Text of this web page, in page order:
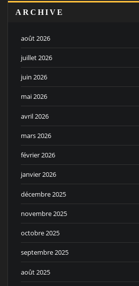
ARCHIVE
août 2026
juillet 2026
juin 2026
mai 2026
avril 2026
mars 2026
février 2026
janvier 2026
décembre 2025
novembre 2025
octobre 2025
septembre 2025
août 2025